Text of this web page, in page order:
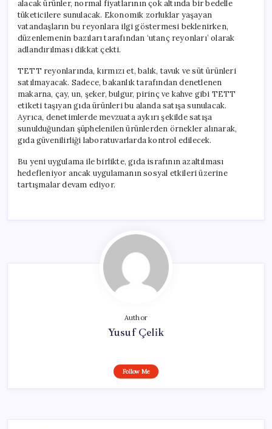
alacak ürünler, normal fiyatlarının çok altında bir bedelle
tüketicilere sunulacak. Ekonomik zorluklar yaşayan
vatandaşların bu reyonlara ilgi göstermesi beklenirken,
düzenlemenin bazıları tarafından ‘utanç reyonları’ olarak
adlandırılması dikkat çekti.
TETT reyonlarında, kırmızı et, balık, tavuk ve süt ürünleri
satılmayacak. Sadece, bakanlık tarafından denetlenen
makarna, çay, un, şeker, bulgur, pirinç ve kahve gibi TETT
etiketi taşıyan gıda ürünleri bu alanda satışa sunulacak.
Ayrıca, denetimlerde mevzuata aykırı şekilde satışa
sunulduğundan şüphelenilen ürünlerden örnekler alınarak,
gıda güvenilirliği laboratuvarlarda kontrol edilecek.
Bu yeni uygulama ile birlikte, gıda israfının azaltılması
hedefleniyor ancak uygulamanın sosyal etkileri üzerine
tartışmalar devam ediyor.
Author
Yusuf Çelik
Follow Me